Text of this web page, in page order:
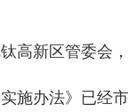
高新区管委会
办法》已经市